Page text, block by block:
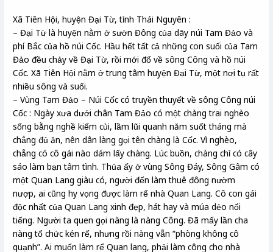
Xã Tiên Hội, huyện Đại Từ, tỉnh Thái Nguyên :
– Đại Từ là huyện nằm ở sườn Đông của dãy núi Tam Đảo và
phí Bắc của hồ núi Cốc. Hầu hết tất cả những con suối của Tam
Đảo đều chảy về Đại Từ, rồi mới đổ về sông Công và hồ núi
Cốc. Xã Tiên Hội nằm ở trung tâm huyện Đại Từ, một nơi tụ rất
nhiều sông và suối.
– Vùng Tam Đảo – Núi Cốc có truyền thuyết về sông Công núi
Cốc : Ngày xưa dưới chân Tam Đảo có một chàng trai nghèo
sống bằng nghề kiếm củi, lầm lũi quanh năm suốt tháng mà
chẳng đủ ăn, nên dân làng gọi tên chàng là Cốc. Vì nghèo,
chẳng có cô gái nào dám lấy chàng. Lúc buồn, chàng chỉ có cây
sáo làm bạn tâm tình. Thủa ấy ở vùng Sông Đáy, Sông Gâm có
một Quan Lang giàu có, người đến làm thuê đông nườm
nượp, ai cũng hy vọng được làm rể nhà Quan Lang. Cô con gái
độc nhất của Quan Lang xinh đẹp, hát hay và múa dẻo nổi
tiếng. Người ta quen gọi nàng là nàng Công. Đã mấy lần cha
nàng tổ chức kén rể, nhưng rồi nàng vẫn “phòng không cô
quạnh”. Ai muốn làm rể Quan lang, phải làm công cho nhà